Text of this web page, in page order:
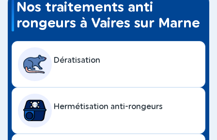
Nos traitements anti
rongeurs à Vaires sur Marne
Dératisation
Hermétisation anti-rongeurs